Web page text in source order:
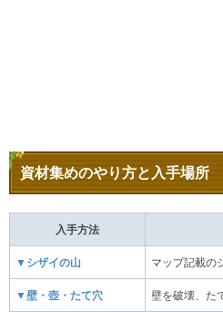
資材集めのやり方と入手場所
入手方法
▼シザイの山 マップ記載の
▼壁・壺・たて穴 壁を破壊、た